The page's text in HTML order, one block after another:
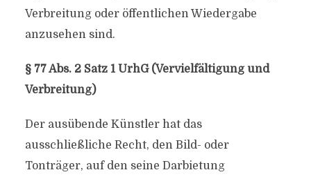
Verbreitung oder öffentlichen Wiedergabe
anzusehen sind.
§ 77 Abs. 2 Satz 1 UrhG (Vervielfältigung und
Verbreitung)
Der ausübende Künstler hat das
ausschließliche Recht, den Bild- oder
Tonträger, auf den seine Darbietung